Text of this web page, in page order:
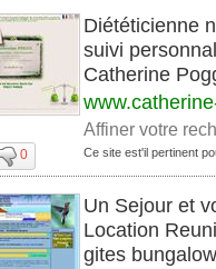
Diététicienne
suivi
Catherine
Affiner votre
0 Ce site est'il pertinent
Un Sejour et
Location
gites